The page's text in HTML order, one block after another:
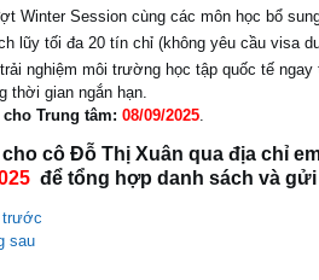
Winter Session cùng các môn học bổ
lũy tối đa 20 tín chỉ (không yêu cầu visa
nghiệm môi trường học tập quốc tế
thời gian ngắn hạn.
Trung tâm: 08/09/2025.
cô Đỗ Thị Xuân qua địa chỉ
để tổng hợp danh sách và
trước
sau